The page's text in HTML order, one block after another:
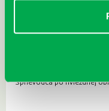
Sprievodca po hviezdnej